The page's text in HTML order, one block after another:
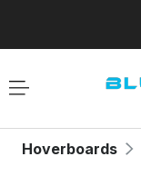
Hoverboards